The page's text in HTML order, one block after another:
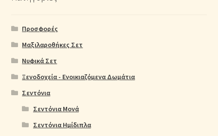
Προσφορές
Μαξιλαροθήκες Σετ
Νυφικά Σετ
Ξενοδοχεία - Ενοικιαζόμενα Δωμάτια
Σεντόνια
Σεντόνια Μονά
Σεντόνια Ημίδιπλα